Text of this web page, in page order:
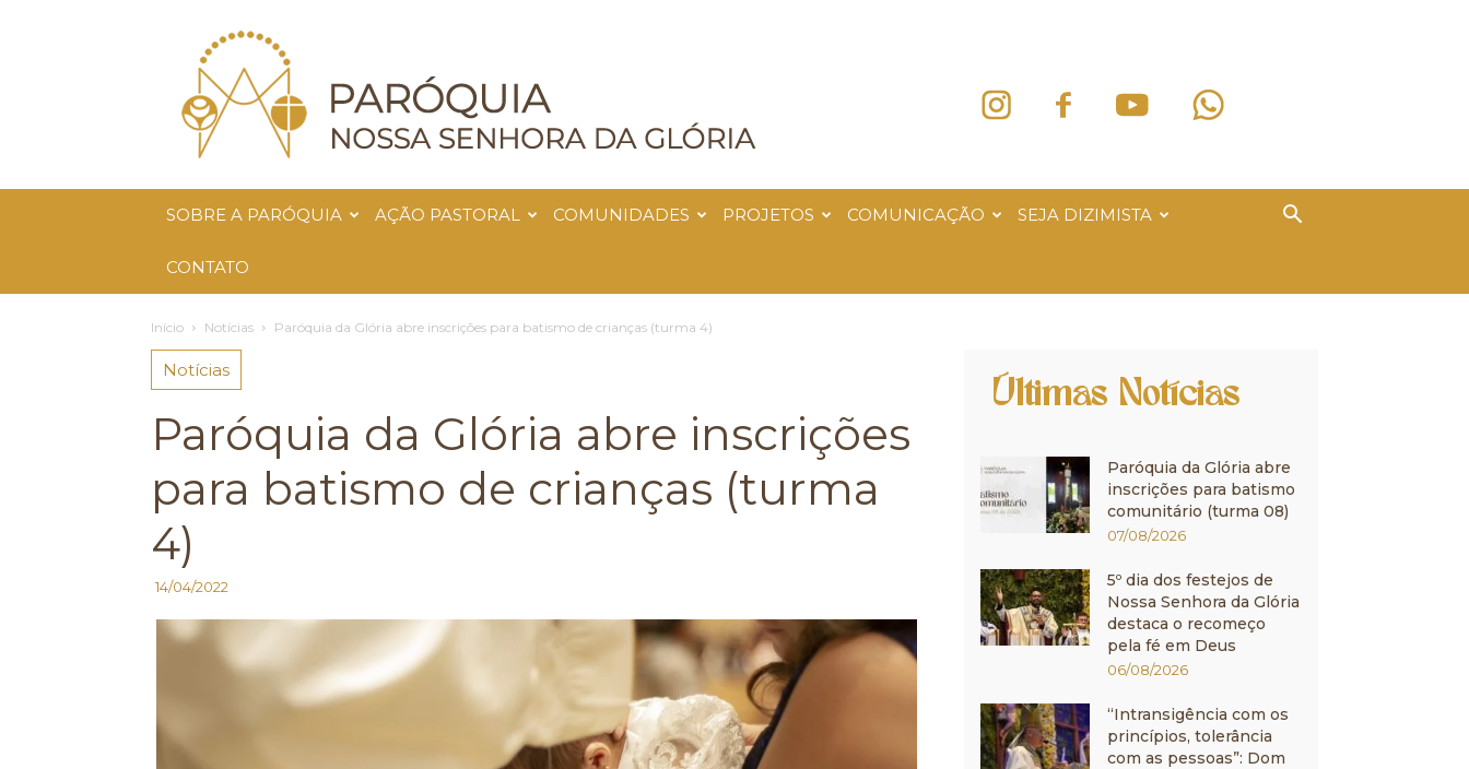
Paróquia
Nossa
Senhora
da
Glória
SOBRE A PARÓQUIA AÇÃO PASTORAL COMUNIDADES PROJETOS COMUNICAÇÃO SEJA DIZIMISTA
CONTATO
Início Notícias Paróquia da Glória abre inscrições para batismo de crianças (turma 4)
Notícias
Paróquia da Glória abre inscrições
para batismo de crianças (turma
4)
14/04/2022
Últimas Notícias
Paróquia da Glória abre
inscrições para batismo
comunitário (turma 08)
07/08/2026
5º dia dos festejos de
Nossa Senhora da Glória
destaca o recomeço
pela fé em Deus
06/08/2026
“Intransigência com os
princípios, tolerância
com as pessoas”: Dom